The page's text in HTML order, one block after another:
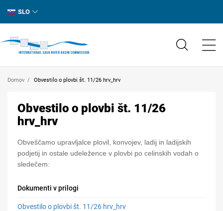
SLO
Domov Obvestilo o plovbi št. 11/26 hrv_hrv
Obvestilo o plovbi št. 11/26
hrv_hrv
Obveščamo upravljalce plovil, konvojev, ladij in ladijskih
podjetij in ostale udeležence v plovbi po celinskih vodah o
sledečem:
Dokumenti v prilogi
Obvestilo o plovbi št. 11/26 hrv_hrv